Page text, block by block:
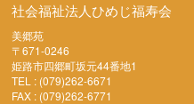
社会福祉法人ひめじ福寿会
美郷苑
〒671-0246
姫路市四郷町坂元44番地1
TEL : (079)262-6671
FAX : (079)262-6771